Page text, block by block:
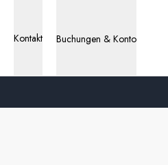
Kontakt Buchungen & Konto